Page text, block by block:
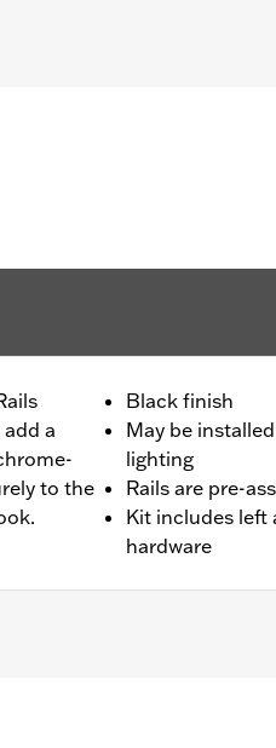
a
to the
Black finish
May be
lighting
Rails are pre-
Kit includes left
hardware